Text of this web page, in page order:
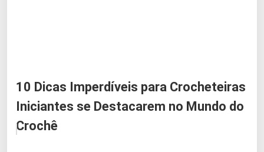
10 Dicas Imperdíveis para Crocheteiras
Iniciantes se Destacarem no Mundo do
Crochê